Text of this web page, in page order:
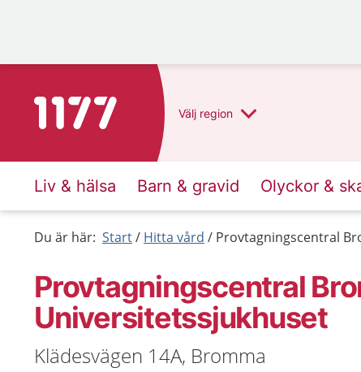
Till startsidan för 1177 Välj region
Liv & hälsa Barn & gravid Olyckor &
Du är här: Start Hitta vård Provtagningscentral
Provtagningscentral
Universitetssjukhuset
Klädesvägen 14A, Bromma